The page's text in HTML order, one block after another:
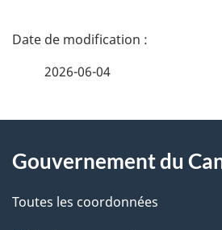
D
i
2026-06-04
propos
de
Gouvernement du
Toutes les coordonnées